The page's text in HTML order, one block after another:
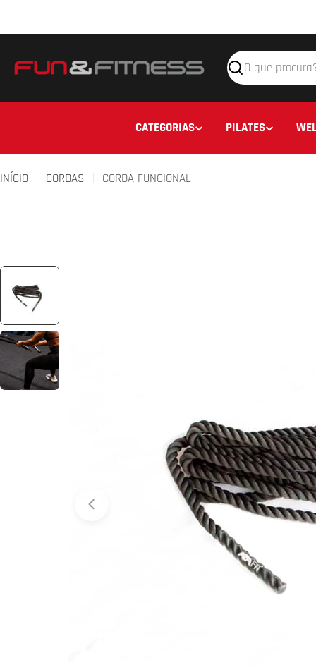
conteúdo
Pesquisar
CATEGORIAS PILATES
INÍCIO CORDAS CORDA FUNCIONAL
Abrir media 0 em modal